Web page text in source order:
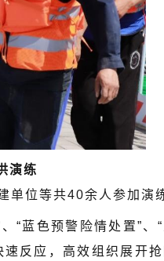
演练
单位等共40余人参加演
“蓝色预警险情处置”、
反应，高效组织展开